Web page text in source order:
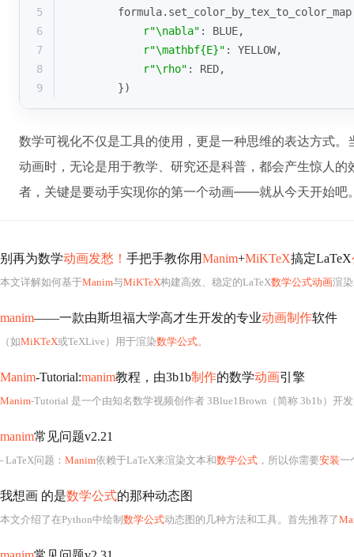
5
6
r"\nabla" : BLUE,
7
r"\mathbf{E}" : YELLOW,
8
r"\rho" : RED,
9
        })
数学可视化不仅是工具的使用，更是一种思维的表达方式
动画时，无论是用于教学、研究还是科普，都会产生惊人
者，关键是要动手实现你的第一个动画——就从今天开始吧
别再为数学动画发愁！ 手把手教你用Manim+MiKTeX搞定LaTeX
本文详解如何基于Manim与MiKTeX构建高效、稳定的LaTeX数学公式动画渲
manim——一款由斯坦福大学高才生开发的专业动画制作软件
（如MiKTeX或TeXLive）用于渲染数学公式。
Manim-Tutorial:manim教程，由3b1b制作的数学动画引擎
Manim-Tutorial 是一个由知名数学视频创作者 3Blue1Brown（简称 3b1b）开发并推广的开源项目，
manim常见问题v2.21
- LaTeX问题： Manim依赖于LaTeX来渲染文本和数学公式 ，所以你需要安装一
我想画 的是数学公式的那种动态图
本文介绍了在Python中绘制 数学公式动态图的几种方法和工具。首先推荐了